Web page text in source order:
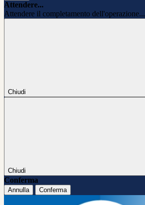
Attendere...
Attendere il completamento dell'operazione...
Chiudi
Chiudi
Conferma
Annulla Conferma